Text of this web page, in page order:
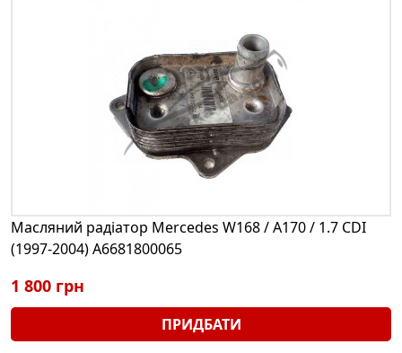
Масляний радіатор Mercedes W168 / A170 / 1.7 CDI
(1997-2004) A6681800065
1 800 грн
ПРИДБАТИ